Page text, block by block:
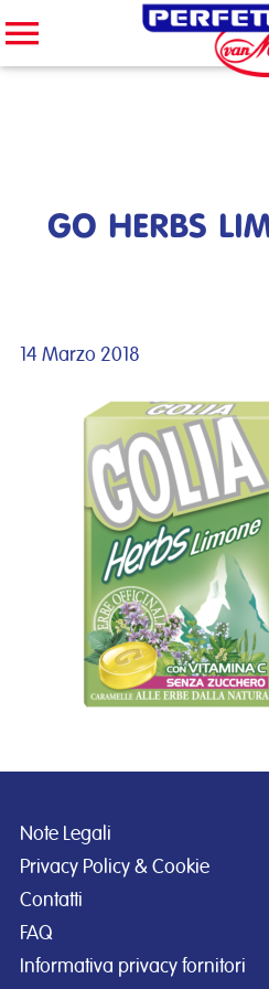
Cerca nel sito
GO HERBS
14 Marzo 2018
Note Legali
Privacy Policy & Cookie
Contatti
FAQ
Informativa privacy fornitori